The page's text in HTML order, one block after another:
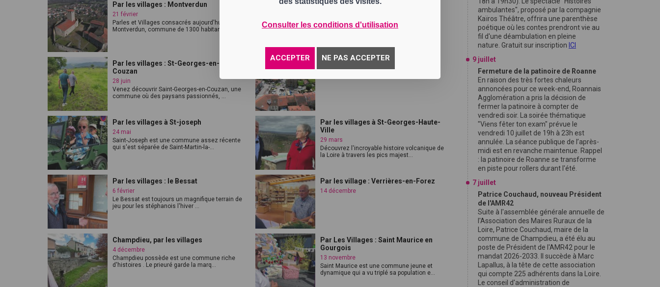
Consulter les conditions d'utilisation
ACCEPTER NE PAS ACCEPTER
Par les villages : Montverdun
21 février
Parles et Villages consacrés aujourd'hui à
Montverdun, commune de 1300 habitants...
Rochetaillée
"Tout le monde connaît Rochetaillée dans la
région mais savez vous que lon y tro...
Par les villages : St-Georges-en-
Couzan
28 juin
Venez découvrir Saint-Georges-en-Couzan, une
commune où des paysans passionnés, ...
Par les villages à St-joseph
24 mai
Saint-Joseph est une commune assez récente
qui s'est séparée de Saint-Martin-la-...
Par les villages à St-Georges-Haute-
Ville
29 mars
Découvrez l'incroyable histoire volcanique de
la Loire à travers les pics majest...
Par les villages : le Bessat
6 février
Le Bessat est toujours un magnifique terrain de
jeu pour les stéphanois l'hiver ...
Par les village : Verrières-en-Forez
14 décembre
Champdieu, par les villages
4 décembre
Champdieu possède est une commune riche
d'histoires . Le prieuré garde la marq...
Par Les Villages : Saint Maurice en
Gourgois
13 novembre
Saint Maurice est une commune jeune et
dynamique qui a vu triplé sa population e...
ambulantes", proposé par la compagnie
Kaïros Théâtre, offrira une parenthèse
poétique où les contes prendront vie au
fil d'une déambulation en pleine
nature. Gratuit sur inscription ICI
9 juillet
Fermeture de la patinoire de Roanne
En raison des très fortes chaleurs
annoncées pour ce week-end, Roannais
Agglomération a pris la décision de
fermer la patinoire à compter de
vendredi soir. La soirée thématique
"Viens fêter ton exam" prévue le
vendredi 10 juillet de 19h à 23h est
annulée. La séance publique de l’après-
midi est en revanche maintenue. Rappel
: la patinoire de Roanne se transforme
en piste pour rollers durant l'été.
7 juillet
Patrice Couchaud, nouveau Président
de l'AMR42
Suite à l'assemblée générale annuelle de
l'Association des Maires Ruraux de la
Loire, Patrice Couchaud, maire de la
commune de Champdieu, a été élu au
poste de Président de l'AMR42 pour le
mandat 2026-2033. Il succède à Marc
Lapallus, à la tête de cette association
qui compte 225 adhérents dans la Loire.
Le conseil d'administration de